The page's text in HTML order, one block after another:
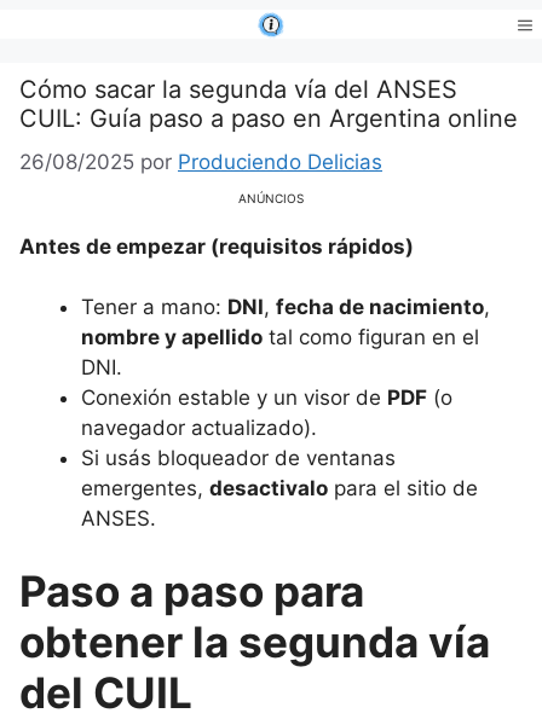
contenido
Cómo sacar la segunda vía del ANSES
CUIL: Guía paso a paso en Argentina online
26/08/2025 por Produciendo Delicias
ANÚNCIOS
Antes de empezar (requisitos rápidos)
Tener a mano: DNI, fecha de nacimiento,
nombre y apellido tal como figuran en el
DNI.
Conexión estable y un visor de PDF (o
navegador actualizado).
Si usás bloqueador de ventanas
emergentes, desactivalo para el sitio de
ANSES.
Paso a paso para
obtener la segunda vía
del CUIL